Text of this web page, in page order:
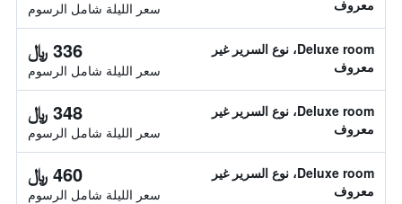
معروف
سعر الليلة شامل الرسوم
Deluxe room، نوع السرير غير
معروف
336 ﷼
سعر الليلة شامل الرسوم
Deluxe room، نوع السرير غير
معروف
348 ﷼
سعر الليلة شامل الرسوم
Deluxe room، نوع السرير غير
معروف
460 ﷼
سعر الليلة شامل الرسوم